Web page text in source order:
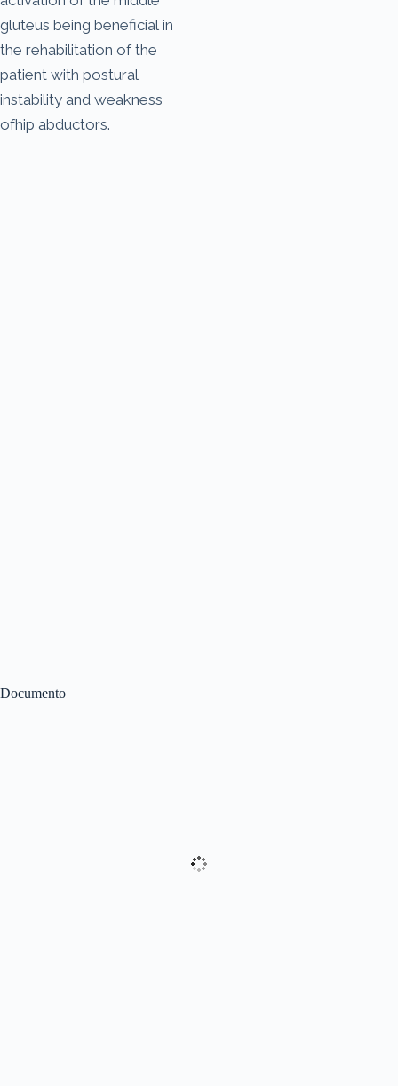
Documento
gluteus being beneficial in
the rehabilitation of the
patient with postural
instability and weakness
ofhip abductors.